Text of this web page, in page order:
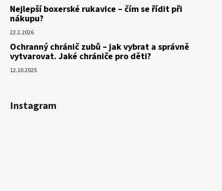
Nejlepší boxerské rukavice – čím se řídit při
nákupu?
22.2.2026
Ochranný chránič zubů – jak vybrat a správně
vytvarovat. Jaké chrániče pro děti?
12.10.2025
Instagram